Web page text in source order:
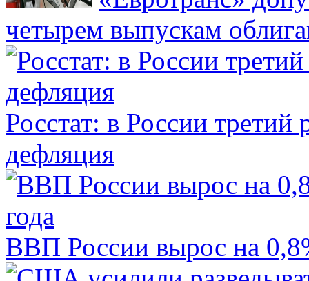
четырем выпускам
Росстат: в России третий
дефляция
ВВП России вырос на